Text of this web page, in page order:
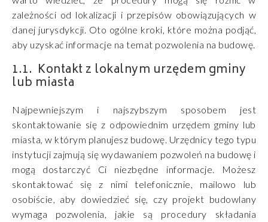
zależności od lokalizacji i przepisów obowiązujących w
danej jurysdykcji. Oto ogólne kroki, które można podjąć,
aby uzyskać informacje na temat pozwolenia na budowę.
Kontakt z lokalnym urzędem gminy
lub miasta
Najpewniejszym i najszybszym sposobem jest
skontaktowanie się z odpowiednim urzędem gminy lub
miasta, w którym planujesz budowę. Urzędnicy tego typu
instytucji zajmują się wydawaniem pozwoleń na budowę i
mogą dostarczyć Ci niezbędne informacje. Możesz
skontaktować się z nimi telefonicznie, mailowo lub
osobiście, aby dowiedzieć się, czy projekt budowlany
wymaga pozwolenia, jakie są procedury składania